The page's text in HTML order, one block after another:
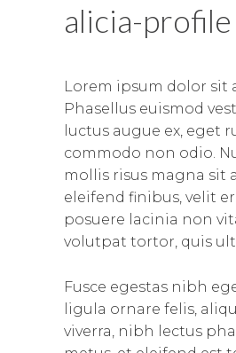
alicia-profile
Lorem ipsum dolor sit
Phasellus euismod
luctus augue ex, eget
commodo non odio.
mollis risus magna sit
eleifend finibus, velit
posuere lacinia non
volutpat tortor, quis
Fusce egestas nibh
ligula ornare felis,
viverra, nibh lectus